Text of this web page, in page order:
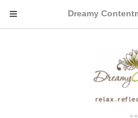
Dreamy